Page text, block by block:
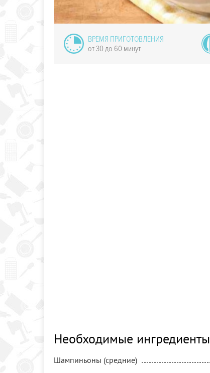
ВРЕМЯ ПРИГОТОВЛЕНИЯ
от 30 до 60 минут
Необходимые ингредиенты
Шампиньоны (средние)